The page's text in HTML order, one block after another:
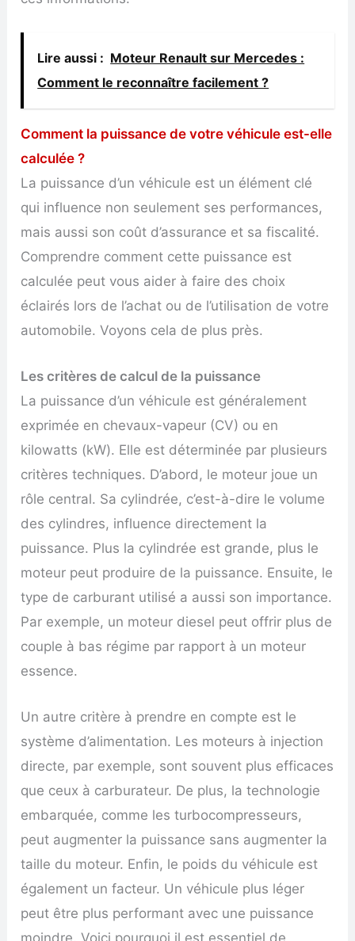
Lire aussi : Moteur Renault sur Mercedes :
Comment le reconnaître facilement ?
Comment la puissance de votre véhicule est-elle
calculée ?
La puissance d’un véhicule est un élément clé
qui influence non seulement ses performances,
mais aussi son coût d’assurance et sa fiscalité.
Comprendre comment cette puissance est
calculée peut vous aider à faire des choix
éclairés lors de l’achat ou de l’utilisation de votre
automobile. Voyons cela de plus près.
Les critères de calcul de la puissance
La puissance d’un véhicule est généralement
exprimée en chevaux-vapeur (CV) ou en
kilowatts (kW). Elle est déterminée par plusieurs
critères techniques. D’abord, le moteur joue un
rôle central. Sa cylindrée, c’est-à-dire le volume
des cylindres, influence directement la
puissance. Plus la cylindrée est grande, plus le
moteur peut produire de la puissance. Ensuite, le
type de carburant utilisé a aussi son importance.
Par exemple, un moteur diesel peut offrir plus de
couple à bas régime par rapport à un moteur
essence.
Un autre critère à prendre en compte est le
système d’alimentation. Les moteurs à injection
directe, par exemple, sont souvent plus efficaces
que ceux à carburateur. De plus, la technologie
embarquée, comme les turbocompresseurs,
peut augmenter la puissance sans augmenter la
taille du moteur. Enfin, le poids du véhicule est
également un facteur. Un véhicule plus léger
peut être plus performant avec une puissance